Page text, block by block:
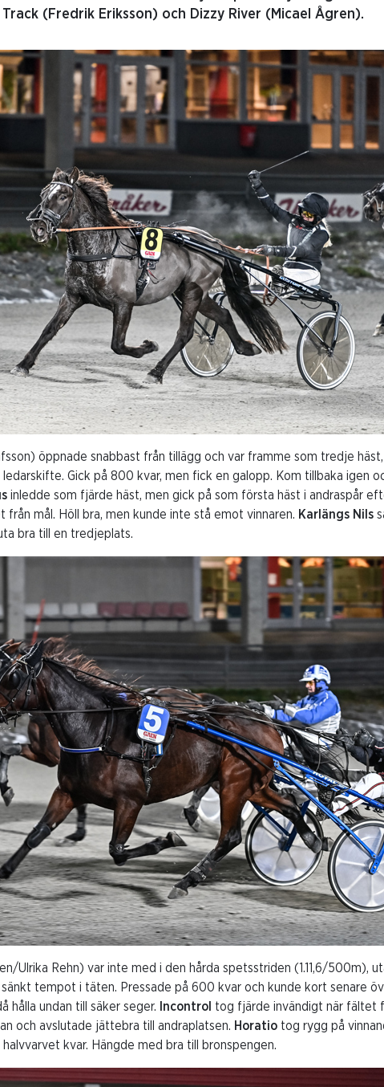
(Fredrik Eriksson) och Dizzy River (Micael Ågren).
öppnade snabbast från tillägg och var framme som tredje
Gick på 800 kvar, men fick en galopp. Kom tillbaka igen
inledde som fjärde häst, men gick på som första häst i andraspår
från mål. Höll bra, men kunde inte stå emot vinnaren. Karlängs Nils
bra till en tredjeplats.
Ulrika Rehn) var inte med i den hårda spetsstriden (1.11,6/500m),
tempot i täten. Pressade på 600 kvar och kunde kort senare
hålla undan till säker seger.
Incontrol tog fjärde invändigt när fältet
och avslutade jättebra till andraplatsen. Horatio tog rygg på
kvar. Hängde med bra till bronspengen.